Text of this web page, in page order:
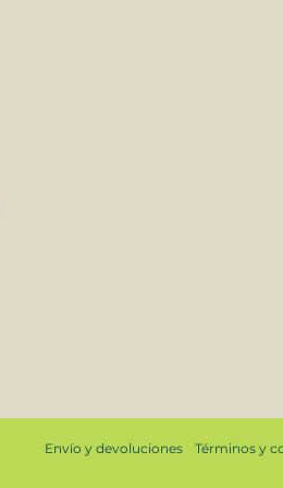
Envío y devoluciones Términos y